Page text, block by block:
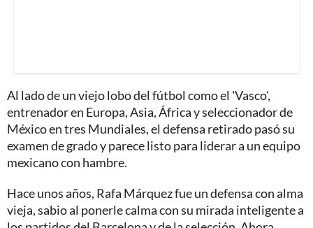
Al lado de un viejo lobo del fútbol como el 'Vasco',
entrenador en Europa, Asia, África y seleccionador de
México en tres Mundiales, el defensa retirado pasó su
examen de grado y parece listo para liderar a un equipo
mexicano con hambre.
Hace unos años, Rafa Márquez fue un defensa con alma
vieja, sabio al ponerle calma con su mirada inteligente a